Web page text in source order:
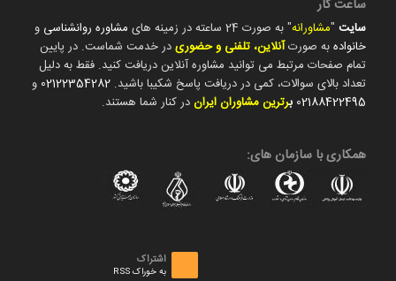
ساعت کار
سایت"مشاورانه" به صورت 24 ساعته در زمینه های مشاوره روانشناسی و
خانوادهبه صورتآنلاین، تلفنی و حضوریدر خدمت شماست. در پایین
تمام صفحات مرتبط می توانید مشاوره آنلاین دریافت کنید. فقط به دلیل
تعداد بالای سوالات، کمی در دریافت پاسخ شکیبا باشید. 02122354282 و
02188422495 برترین مشاوران ایراندر کنار شما هستند.
همکاری با سازمان های:
اشتراک
به خوراک RSS